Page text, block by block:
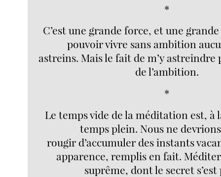
*
C’est une grande force, et une
pouvoir vivre sans ambition
astreins. Mais le fait de m’y
de l’ambition.
*
Le temps vide de la méditation est, à
temps plein. Nous ne
rougir d’accumuler des instants
apparence, remplis en fait.
suprême, dont le secret s’est